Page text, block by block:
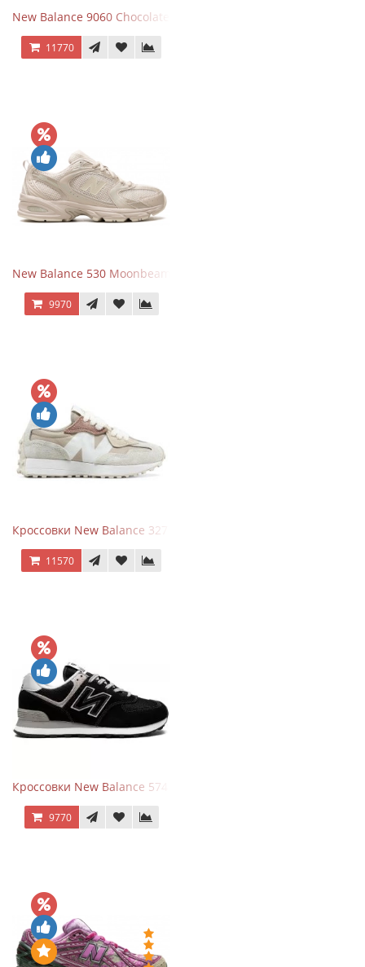
New Balance 9060 Chocolate Brown
11770
New Balance 530 Moonbeam Sea Salt
9970
Кроссовки New Balance 327 Beige Pink
11570
Кроссовки New Balance 574 Evergreen Black
9770